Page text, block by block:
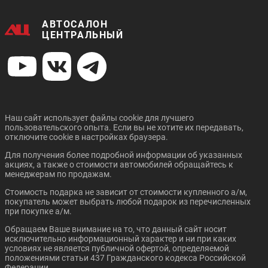
GREAT WALL POER
Цена от:
В кредит от:
40 023 ₽/мес.
Цена от:
В кредит от:
40 487 ₽/мес.
CHANGAN CS95 PLUS GEELY ICON
Цена от:
1 573 410 ₽
FORD FIESTA СЕДАН
Цена от:
584 910 ₽
В кредит от:
FORD FOCUS СЕДАН
Цена от:
770 310 ₽
В кредит от:
АВТОСАЛОН
ЦЕНТРАЛЬНЫЙ
Наш сайт использует файлы cookie для лучшего
пользовательского опыта. Если вы не хотите их передавать,
отключите cookie в настройках браузера.
Для получения более подробной информации об указанных
акциях, а также о стоимости автомобилей обращайтесь к
менеджерам по продажам.
Стоимость подарка не зависит от стоимости купленного а/м,
покупатель может выбрать любой подарок из перечисленных
при покупке а/м.
Обращаем Ваше внимание на то, что данный сайт носит
исключительно информационный характер и ни при каких
условиях не является публичной офертой, определяемой
положениями статьи 437 Гражданского кодекса Российской